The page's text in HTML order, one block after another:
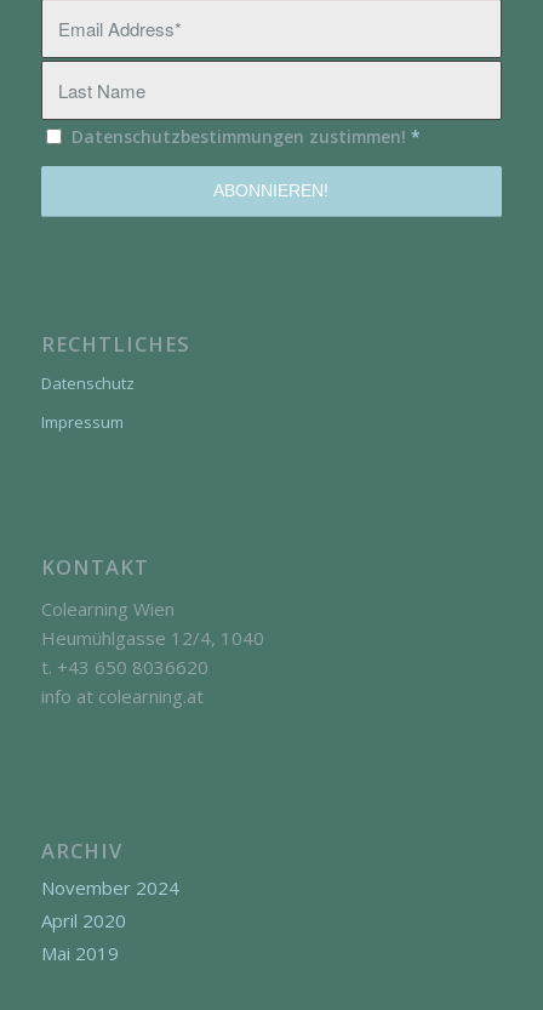
Datenschutzbestimmungen zustimmen! *
RECHTLICHES
Datenschutz
Impressum
KONTAKT
Colearning Wien
Heumühlgasse 12/4, 1040
t. +43 650 8036620
info at colearning.at
ARCHIV
November 2024
April 2020
Mai 2019